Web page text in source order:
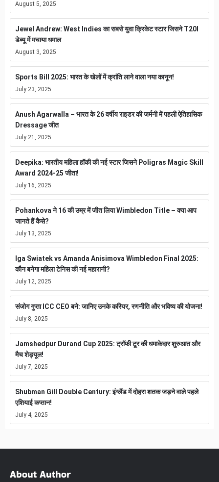
August 5, 2025
Jewel Andrew: West Indies का सबसे युवा क्रिकेट स्टार जिसने T20I
डेब्यू में मचाया धमाल
August 3, 2025
Sports Bill 2025: भारत के खेलों में क्रांति लाने वाला नया कानून!
July 23, 2025
Anush Agarwalla – भारत के 26 वर्षीय राइडर की जर्मनी में पहली ऐतिहासिक
Dressage जीत
July 21, 2025
Deepika: भारतीय महिला हॉकी की नई स्टार जिसने Poligras Magic Skill
Award 2024-25 जीता!
July 16, 2025
Pohankova ने 16 की उम्र में जीत लिया Wimbledon Title – क्या आप
जानते हैं कैसे?
July 13, 2025
Iga Swiatek vs Amanda Anisimova Wimbledon Final 2025:
कौन बनेगा महिला टेनिस की नई महारानी?
July 12, 2025
संजोग गुप्ता ICC CEO बने: जानिए उनके करियर, रणनीति और भविष्य की योजना!
July 8, 2025
Jamshedpur Durand Cup 2025: ट्रॉफी टूर की धमाकेदार शुरुआत और
मैच शेड्यूल!
July 7, 2025
Shubman Gill Double Century: इंग्लैंड में दोहरा शतक जड़ने वाले पहले
एशियाई कप्तान!
July 4, 2025
About Author